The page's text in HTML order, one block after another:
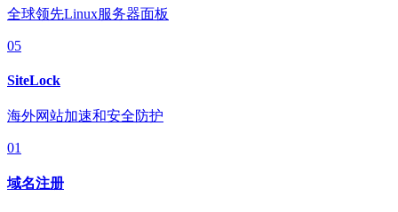
全球领先Linux服务器面板
05
SiteLock
海外网站加速和安全防护
01
域名注册